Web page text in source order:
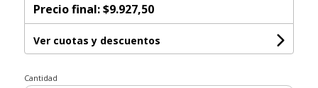
Precio final:$9.927,50
Ver cuotas y descuentos
Cantidad